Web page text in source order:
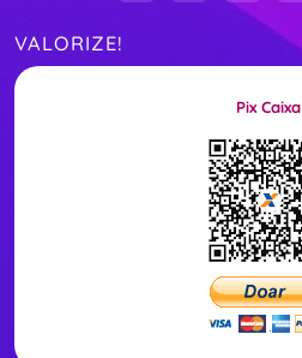
VALORIZE!
Pix Caixa